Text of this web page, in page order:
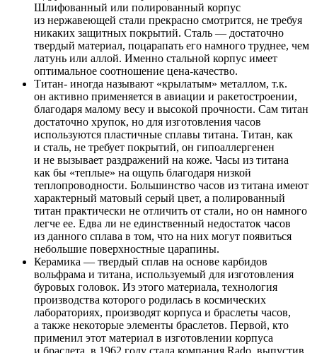
Шлифованный или полированный корпус
из нержавеющей стали прекрасно смотрится, не требуя
никаких защитных покрытий. Сталь — достаточно
твердый материал, поцарапать его намного труднее, чем
латунь или аллой. Именно стальной корпус имеет
оптимальное соотношение цена-качество.
Титан- иногда называют «крылатым» металлом, т.к.
он активно применяется в авиации и ракетостроении,
благодаря малому весу и высокой прочности. Сам титан
достаточно хрупок, но для изготовления часов
используются пластичные сплавы титана. Титан, как
и сталь, не требует покрытий, он гипоаллергенен
и не вызывает раздражений на коже. Часы из титана
как бы «теплые» на ощупь благодаря низкой
теплопроводности. Большинство часов из титана имеют
характерный матовый серый цвет, а полированный
титан практически не отличить от стали, но он намного
легче ее. Едва ли не единственный недостаток часов
из данного сплава в том, что на них могут появиться
небольшие поверхностные царапины.
Керамика — твердый сплав на основе карбидов
вольфрама и титана, используемый для изготовления
буровых головок. Из этого материала, технология
производства которого родилась в космических
лабораториях, производят корпуса и браслеты часов,
а также некоторые элементы браслетов. Первой, кто
применил этот материал в изготовлении корпуса
и браслета, в 1962 году стала компания Rado, выпустив